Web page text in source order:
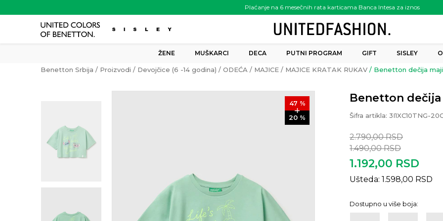
Plaćanje na 6 mesečnih rata karticama Banca Intesa za iznos
preko 6.000.00 rsd
ŽENE MUŠKARCI DECA PUTNI PROGRAM GIFT SISLEY
Benetton Srbija Proizvodi Devojčice (6 -14 godina) ODEĆA MAJICE MAJICE KRATAK RUKAV Benetton dečija
47 %
20 %
Benetton
Šifra artikla: 3I1XC10TNG-
2.790,00 RSD
1.490,00 RSD
1.192,00 RSD
Ušteda: 1.598,00 RSD
Dostupno u više boja: